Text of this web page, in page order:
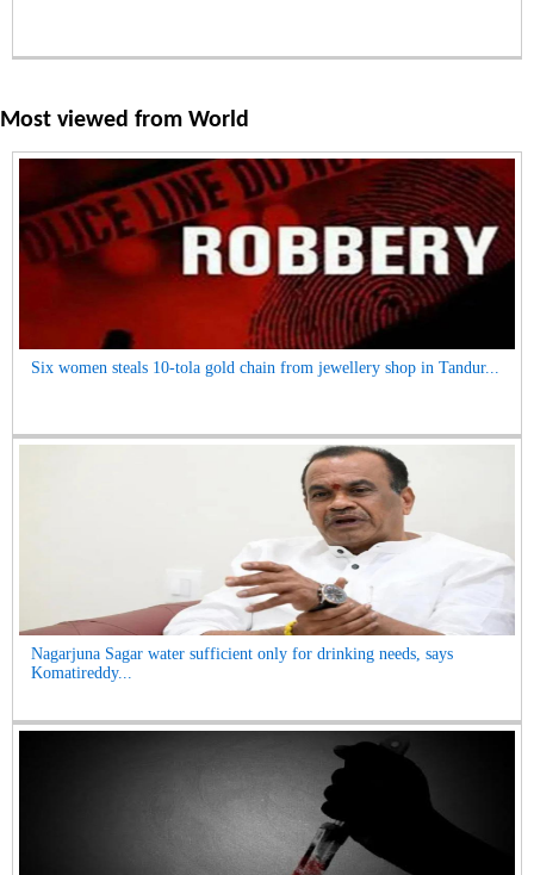
Most viewed from World
Six women steals 10-tola gold chain from jewellery shop in Tandur...
Nagarjuna Sagar water sufficient only for drinking needs, says
Komatireddy...